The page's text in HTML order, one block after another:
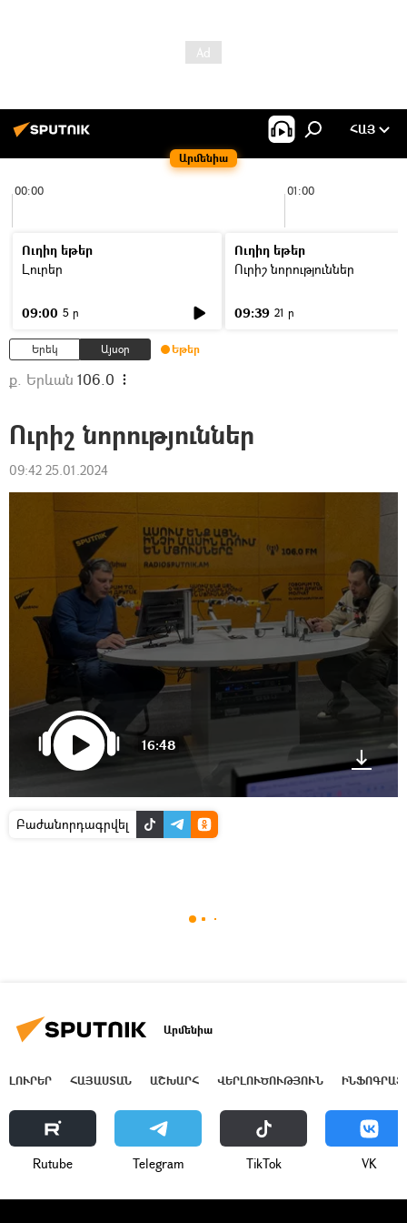
Արմենիա
ՀԱՅ
00:00 01:00
Ուղիղ եթեր
Լուրեր
09:00 5 ր
Ուղիղ եթեր
Ուրիշ նորություններ
09:39 21 ր
Երեկ Այսօր Եթեր
ք. Երևան 106.0
Ուրիշ նորություններ
09:42 25.01.2024
16:48
Բաժանորդագրվել
Արմենիա
ԼՈՒՐԵՐ ՀԱՅԱՍՏԱՆ ԱՇԽԱՐՀ ՎԵՐԼՈՒԾՈՒԹՅՈՒՆ
Rutube Telegram ТikТоk VK